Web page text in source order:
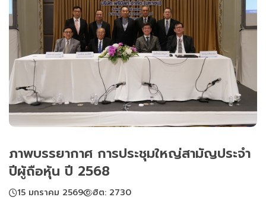
ภาพบรรยากาศ การประชุมใหญ่สามัญประจำ
ปีผู้ถือหุ้น ปี 2568
15 มกราคม 2569 ฮิต: 2730